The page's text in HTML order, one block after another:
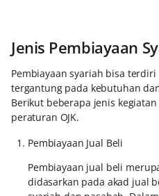
Jenis Pembiayaan
Pembiayaan syariah bisa
tergantung pada kebutuhan
Berikut beberapa jenis
peraturan OJK.
Pembiayaan Jual Beli
Pembiayaan jual beli
didasarkan pada akad jual